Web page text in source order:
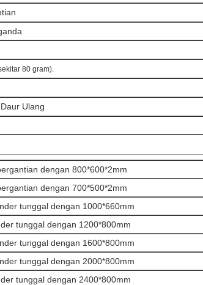
80 gram).
Ulang
dengan 800*600*2mm
dengan 700*500*2mm
tunggal dengan 1000*660mm
tunggal dengan 1200*800mm
tunggal dengan 1600*800mm
tunggal dengan 2000*800mm
tunggal dengan 2400*800mm